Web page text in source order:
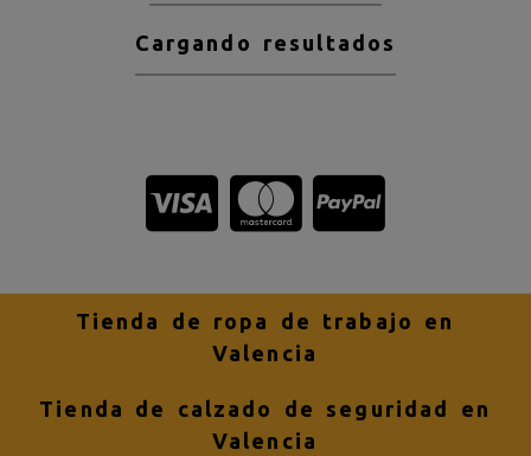
Cargando resultados
Tienda de ropa de trabajo en
Valencia
Tienda de calzado de seguridad en
Valencia